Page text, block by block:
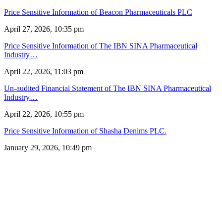
Price Sensitive Information of Beacon Pharmaceuticals PLC
April 27, 2026, 10:35 pm
Price Sensitive Information of The IBN SINA Pharmaceutical
Industry…
April 22, 2026, 11:03 pm
Un-audited Financial Statement of The IBN SINA Pharmaceutical
Industry…
April 22, 2026, 10:55 pm
Price Sensitive Information of Shasha Denims PLC.
January 29, 2026, 10:49 pm